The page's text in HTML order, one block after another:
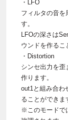
・LFO
フィルタの音を
す。
LFOの深さは
ウンドを作るこ
・Distortion
シンセ出力を歪
作ります。
out1と組み合わ
ることができま
※このモードで